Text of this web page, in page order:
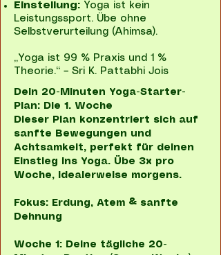
Einstellung: Yoga ist kein
Leistungssport. Übe ohne
Selbstverurteilung (Ahimsa).
„Yoga ist 99 % Praxis und 1 %
Theorie.“ – Sri K. Pattabhi Jois
Dein 20-Minuten Yoga-Starter-
Plan: Die 1. Woche
Dieser Plan konzentriert sich auf
sanfte Bewegungen und
Achtsamkeit, perfekt für deinen
Einstieg ins Yoga. Übe 3x pro
Woche, idealerweise morgens.
Fokus: Erdung, Atem & sanfte
Dehnung
Woche 1: Deine tägliche 20-